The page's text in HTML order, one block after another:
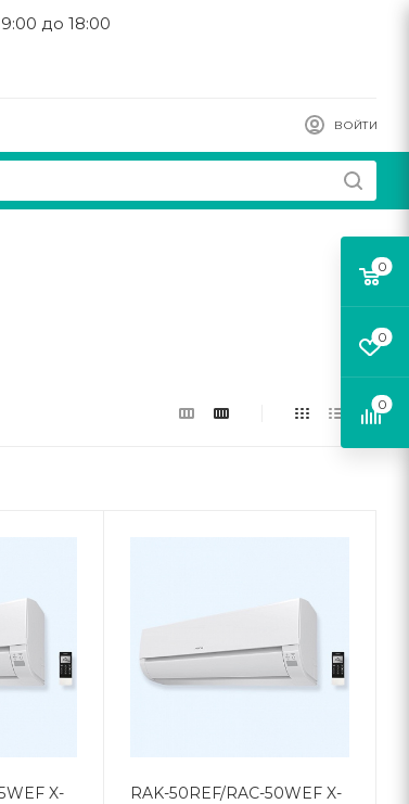
до 18:00
ВОЙТИ
X-
RAK-50REF/RAC-50WEF X-
0
0
0